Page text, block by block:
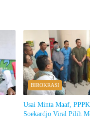
BIROKRASI
Usai Minta Maaf,
Soekardjo Viral Pilih